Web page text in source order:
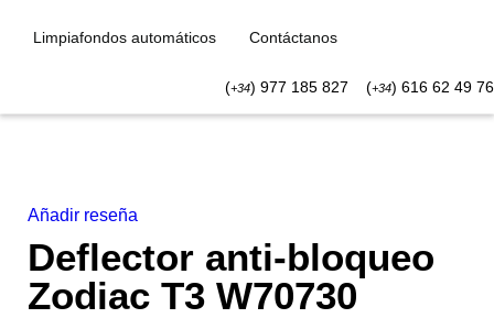
Limpiafondos automáticos Contáctanos
(+34) 977 185 827 (+34) 616 62 49 76
Añadir reseña
Deflector anti-bloqueo
Zodiac T3 W70730